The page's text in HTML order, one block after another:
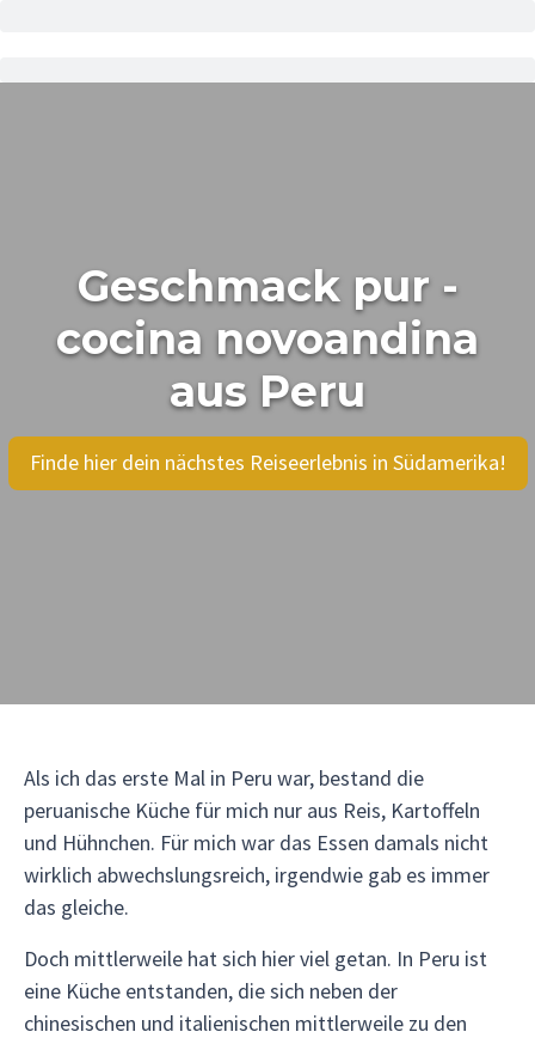
Geschmack pur -
cocina novoandina
aus Peru
Finde hier dein nächstes Reiseerlebnis in Südamerika!
Als ich das erste Mal in Peru war, bestand die
peruanische Küche für mich nur aus Reis, Kartoffeln
und Hühnchen. Für mich war das Essen damals nicht
wirklich abwechslungsreich, irgendwie gab es immer
das gleiche.
Doch mittlerweile hat sich hier viel getan. In Peru ist
eine Küche entstanden, die sich neben der
chinesischen und italienischen mittlerweile zu den